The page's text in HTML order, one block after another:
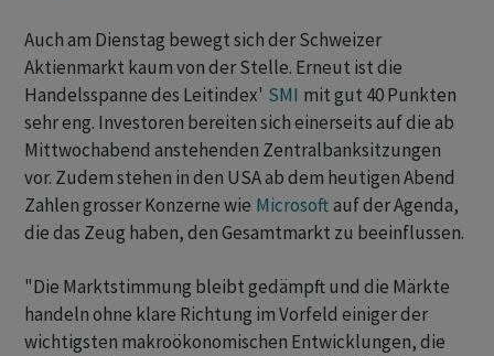
Auch am Dienstag bewegt sich der Schweizer
Aktienmarkt kaum von der Stelle. Erneut ist die
Handelsspanne des Leitindex' SMI mit gut 40 Punkten
sehr eng. Investoren bereiten sich einerseits auf die ab
Mittwochabend anstehenden Zentralbanksitzungen
vor. Zudem stehen in den USA ab dem heutigen Abend
Zahlen grosser Konzerne wie Microsoftauf der Agenda,
die das Zeug haben, den Gesamtmarkt zu beeinflussen.
"Die Marktstimmung bleibt gedämpft und die Märkte
handeln ohne klare Richtung im Vorfeld einiger der
wichtigsten makroökonomischen Entwicklungen, die